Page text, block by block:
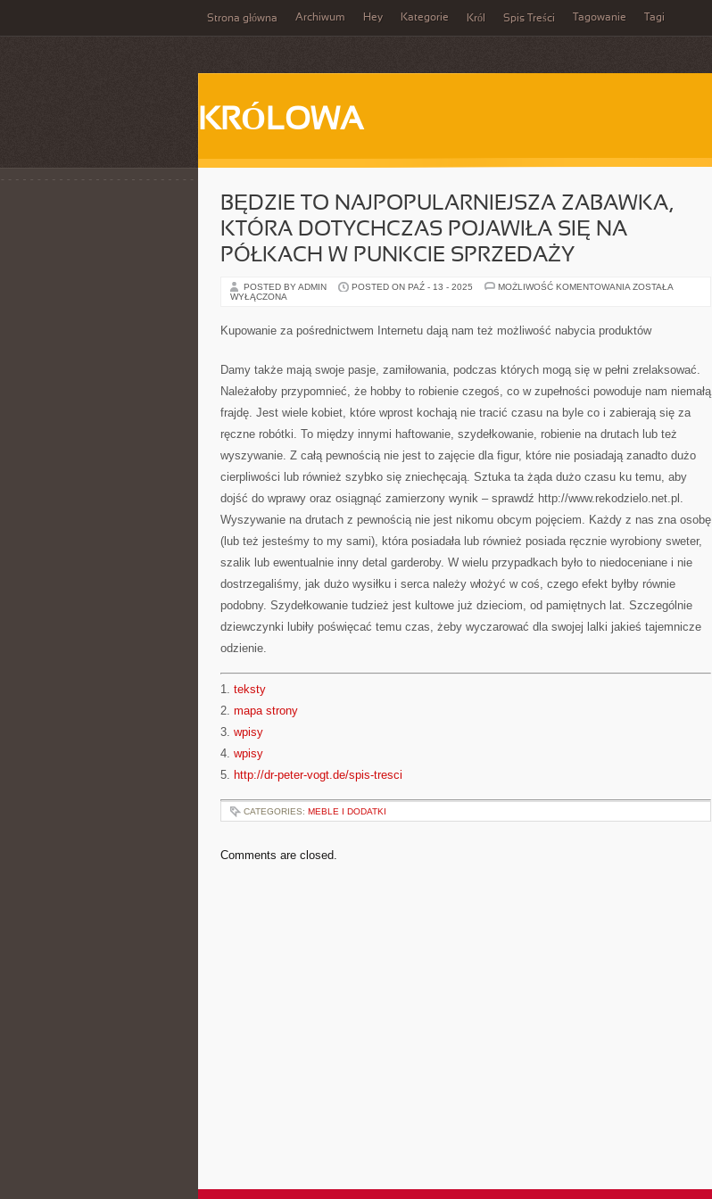
Strona główna Archiwum Hey Kategorie Król Spis Treści Tagowanie Tagi
KRÓLOWA
BĘDZIE TO NAJPOPULARNIEJSZA ZABAWKA,
KTÓRA DOTYCHCZAS POJAWIŁA SIĘ NA
PÓŁKACH W PUNKCIE SPRZEDAŻY
POSTED BY ADMIN POSTED ON PAŹ - 13 - 2025 MOŻLIWOŚĆ KOMENTOWANIA BĘDZIE
KTÓRA
DOTYCHCZAS
PÓŁKACH
PUNKCIE
ZOSTAŁA
WYŁĄCZONA
Kupowanie za pośrednictwem Internetu dają nam też możliwość nabycia produktów
Damy także mają swoje pasje, zamiłowania, podczas których mogą się w pełni zrelaksować.
Należałoby przypomnieć, że hobby to robienie czegoś, co w zupełności powoduje nam niemałą
frajdę. Jest wiele kobiet, które wprost kochają nie tracić czasu na byle co i zabierają się za
ręczne robótki. To między innymi haftowanie, szydełkowanie, robienie na drutach lub też
wyszywanie. Z całą pewnością nie jest to zajęcie dla figur, które nie posiadają zanadto dużo
cierpliwości lub również szybko się zniechęcają. Sztuka ta żąda dużo czasu ku temu, aby
dojść do wprawy oraz osiągnąć zamierzony wynik – sprawdź http://www.rekodzielo.net.pl.
Wyszywanie na drutach z pewnością nie jest nikomu obcym pojęciem. Każdy z nas zna osobę
(lub też jesteśmy to my sami), która posiadała lub również posiada ręcznie wyrobiony sweter,
szalik lub ewentualnie inny detal garderoby. W wielu przypadkach było to niedoceniane i nie
dostrzegaliśmy, jak dużo wysiłku i serca należy włożyć w coś, czego efekt byłby równie
podobny. Szydełkowanie tudzież jest kultowe już dzieciom, od pamiętnych lat. Szczególnie
dziewczynki lubiły poświęcać temu czas, żeby wyczarować dla swojej lalki jakieś tajemnicze
odzienie.
1. teksty
2. mapa strony
3. wpisy
4. wpisy
5. http://dr-peter-vogt.de/spis-tresci
CATEGORIES: MEBLE I DODATKI
Comments are closed.